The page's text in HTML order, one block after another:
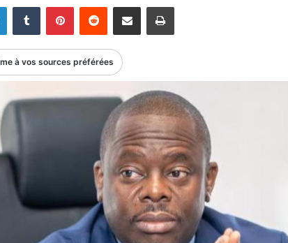
courriel
LinkedinTumblr PinterestReddit Partager par email Imprimer
à vos sources préférées